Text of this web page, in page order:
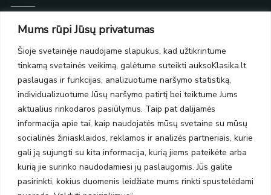
Mums rūpi Jūsų privatumas
Šioje svetainėje naudojame slapukus, kad užtikrintume
tinkamą svetainės veikimą, galėtume suteikti auksoKlasika.lt
paslaugas ir funkcijas, analizuotume naršymo statistiką,
individualizuotume Jūsų naršymo patirtį bei teiktume Jums
aktualius rinkodaros pasiūlymus. Taip pat dalijamės
informacija apie tai, kaip naudojatės mūsų svetaine su mūsų
socialinės žiniasklaidos, reklamos ir analizės partneriais, kurie
gali ją sujungti su kita informacija, kurią jiems pateikėte arba
kurią jie surinko naudodamiesi jų paslaugomis. Jūs galite
pasirinkti, kokius duomenis leidžiate mums rinkti spustelėdami
Taikos pr. 139
PC Molas, Klaipėda
Taikos pr. 141
PC BIG 2, Klaipėda
Šilutės pl. 35
PC Banginis, Klaipėda
NAUJIENLAIŠKIS
Prenumeruokite ir gaukite pasiūlymus, naujienas bei riboto
leidimo kolekcijas.